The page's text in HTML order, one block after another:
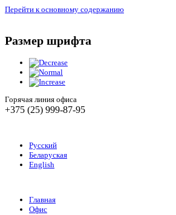
Перейти к основному содержанию
Размер шрифта
Горячая линия офиса
+375 (25) 999-87-95
Русский
Беларуская
English
Главная
Офис